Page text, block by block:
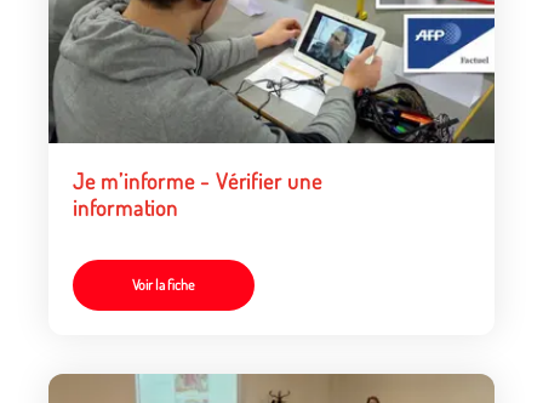
Je m’informe - Vérifier une
information
Voir la fiche